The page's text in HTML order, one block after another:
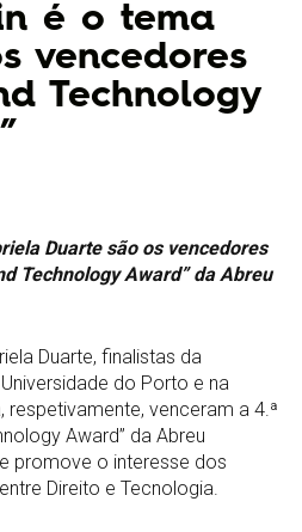
é o tema
vencedores
Technology
Duarte são os vencedores
Technology Award” da Abreu
Duarte, finalistas da
do Porto e na
respetivamente, venceram a 4.ª
Award” da Abreu
promove o interesse dos
Direito e Tecnologia.